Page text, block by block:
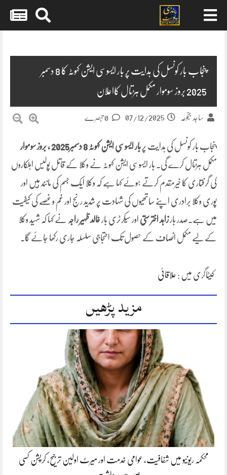
پنجاب بار کونسل کی ہدایت پر بار ایسوسی ایشن کہوٹہ کا 8 دسمبر
2025 بروز سوموار مکمل ہڑتال کااعلان
ساجد جنجوعہ 07/12/2025
پنجاب بار کونسل کی ہدایت پر بار ایسوسی ایشن کہوٹہ 8 دسمبر2025 ، بروز سوموار
مکمل ہڑتال کرے گی۔ بار ایسوسی ایشن کہوٹہ نے وکلا کے قاتل پولیس اہلکاروں
کی گرفتاری کا خیرمقدم کرتے ہوئے کہا ہے کہ وکلا ایک جسم کی مانند ہیں اور
پوری وکلا برادری اپنے ساتھیوں کی شہادت پر شدید رنج اور غم و غصے کی کیفیت
میں ہے۔صدر بارزاہد اختر ستی اور سیکرٹری بار خالد ظہیر راجہ نے کہا کہ شہید وکلا
کے لیے مکمل انصاف کے حصول تک احتجاجی سلسلہ جاری رکھا جائے گا۔
کیٹاگری میں : علاقائی
مزید پڑھیں
محکمہ ریونیو میں شفافیت، عوامی خدمت اور میرٹ اولین ترجیح، کرپشن کسی